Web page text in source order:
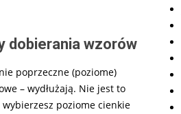
dobierania wzorów
poprzeczne (poziome)
– wydłużają. Nie jest to
wybierzesz poziome cienkie